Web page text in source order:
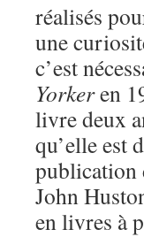
réalisés
une
c’est
Yorkeren
livre deux
qu’elle est
publication
John
en livres à